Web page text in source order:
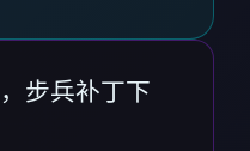
步兵补丁下